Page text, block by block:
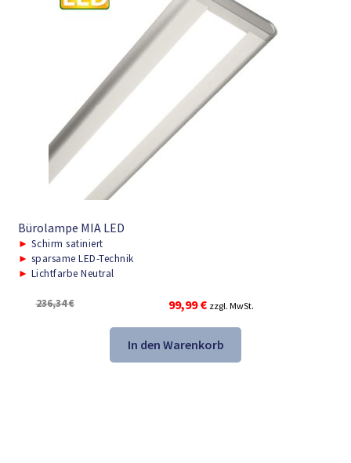
Bürolampe MIA LED
► Schirm satiniert
► sparsame LED-Technik
► Lichtfarbe Neutral
236,34€
Ursprünglicher
war:
236,34 €
99,99€Aktueller
ist:
99,99 €.
zzgl. MwSt.
In den Warenkorb